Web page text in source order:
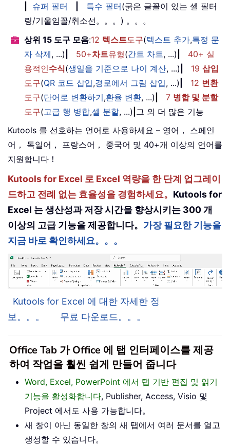
슈퍼 필터 특수 필터(굵은 글꼴이 있는 셀 필터
링/기울임꼴/취소선。。。) 。。。
상위 15 도구 모음:12 텍스트도구(텍스트 추가,특정 문
자 삭제, ...) 50+차트유형(간트 차트, ...)
40+ 실
용적인수식(생일을 기준으로 나이 계산, ...) 19 삽입
도구(QR 코드 삽입,경로에서 그림 삽입, ...) 12 변환
도구(단어로 변환하기,환율 변환, ...) 7 병합 및 분할
도구(고급 행 병합,셀 분할, ...) 그 외 더 많은 기능
Kutools 를 선호하는 언어로 사용하세요 – 영어， 스페인
어， 독일어， 프랑스어， 중국어 및 40+개 이상의 언어를
지원합니다！
Kutools for Excel 로 Excel 역량을 한 단계 업그레이
드하고 전례 없는 효율성을 경험하세요。 Kutools for
Excel 는 생산성과 저장 시간을 향상시키는 300 개
이상의 고급 기능을 제공합니다。 가장 필요한 기능을
지금 바로 확인하세요。。。
Kutools for Excel 에 대한 자세한 정
보。。。
무료 다운로드。。。
Office Tab 가 Office 에 탭 인터페이스를 제공
하여 작업을 훨씬 쉽게 만들어 줍니다
Word, Excel, PowerPoint 에서 탭 기반 편집 및 읽기
기능을 활성화합니다, Publisher, Access, Visio 및
Project 에서도 사용 가능합니다。
새 창이 아닌 동일한 창의 새 탭에서 여러 문서를 열고
생성할 수 있습니다。